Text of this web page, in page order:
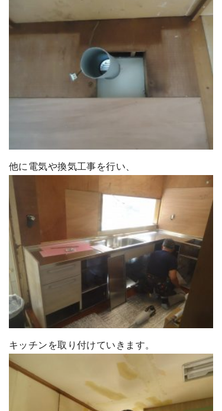
他に電気や換気工事を行い、
キッチンを取り付けていきます。